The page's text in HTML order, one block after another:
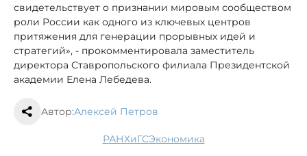
свидетельствует о признании мировым сообществом
роли России как одного из ключевых центров
притяжения для генерации прорывных идей и
стратегий», - прокомментировала заместитель
директора Ставропольского филиала Президентской
академии Елена Лебедева.
Автор:Алексей Петров
РАНХиГС экономика